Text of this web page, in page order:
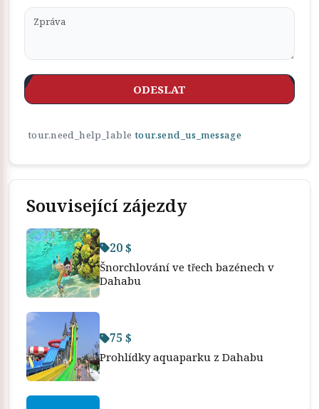
ODESLAT
tour.need_help_lable tour.send_us_message
Související zájezdy
20 $
Šnorchlování ve třech bazénech v
Dahabu
75 $
Prohlídky aquaparku z Dahabu